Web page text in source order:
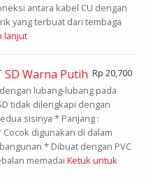
antara kabel CU dengan
yang terbuat dari tembaga
lanjut
SD Warna Putih Rp 20,700
lubang-lubang pada
tidak dilengkapi dengan
sisinya * Panjang :
digunakan di dalam
* Dibuat dengan PVC
memadai Ketuk untuk